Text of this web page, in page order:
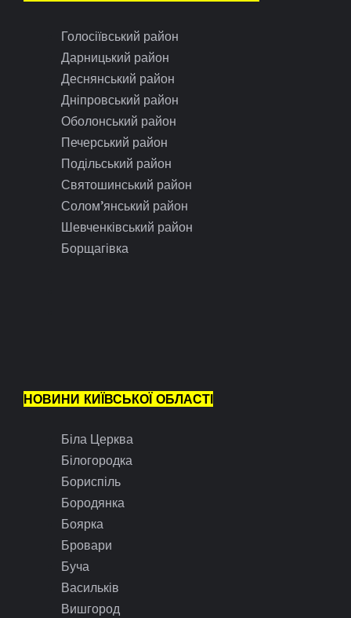
Голосіївський район
Дарницький район
Деснянський район
Дніпровський район
Оболонський район
Печерський район
Подільський район
Святошинський район
Солом’янський район
Шевченківський район
Борщагівка
НОВИНИ КИЇВСЬКОЇ ОБЛАСТІ
Біла Церква
Білогородка
Бориспіль
Бородянка
Боярка
Бровари
Буча
Васильків
Вишгород